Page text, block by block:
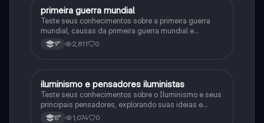
História
primeira guerra mundial
Teste seus conhecimentos sobre a primeira guerra
mundial, causas da primeira guerra mundial e
consequências da Primeira Guerra Mundial, fases da
primeira guerra mundial
9° 2,811 0
História
iluminismo e pensadores iluministas
Teste seus conhecimentos sobre o Iluminismo e seus
principais pensadores, explorando suas ideias e
impacto histórico.
8° 1,074 0